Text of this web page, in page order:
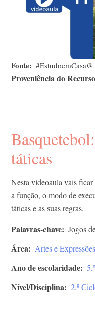
Fonte #EstudoemCasa@
Proveniência do Recurso
táticas
Nesta videoaula vais
a função, o modo de
táticas e as suas regras.
Palavras-chave Jogos
Área Artes e Expressões
Ano de escolaridade
Nível/Disciplina 2.º